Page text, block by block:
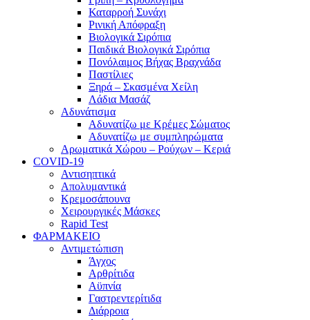
Καταρροή Συνάχι
Ρινική Απόφραξη
Βιολογικά Σιρόπια
Παιδικά Βιολογικά Σιρόπια
Πονόλαιμος Βήχας Βραχνάδα
Παστίλιες
Ξηρά – Σκασμένα Χείλη
Λάδια Μασάζ
Αδυνάτισμα
Αδυνατίζω με Κρέμες Σώματος
Αδυνατίζω με συμπληρώματα
Αρωματικά Χώρου – Ρούχων – Κεριά
COVID-19
Αντισηπτικά
Απολυμαντικά
Κρεμοσάπουνα
Χειρουργικές Μάσκες
Rapid Test
ΦΑΡΜΑΚΕΙΟ
Αντιμετώπιση
Άγχος
Αρθρίτιδα
Αϋπνία
Γαστρεντερίτιδα
Διάρροια